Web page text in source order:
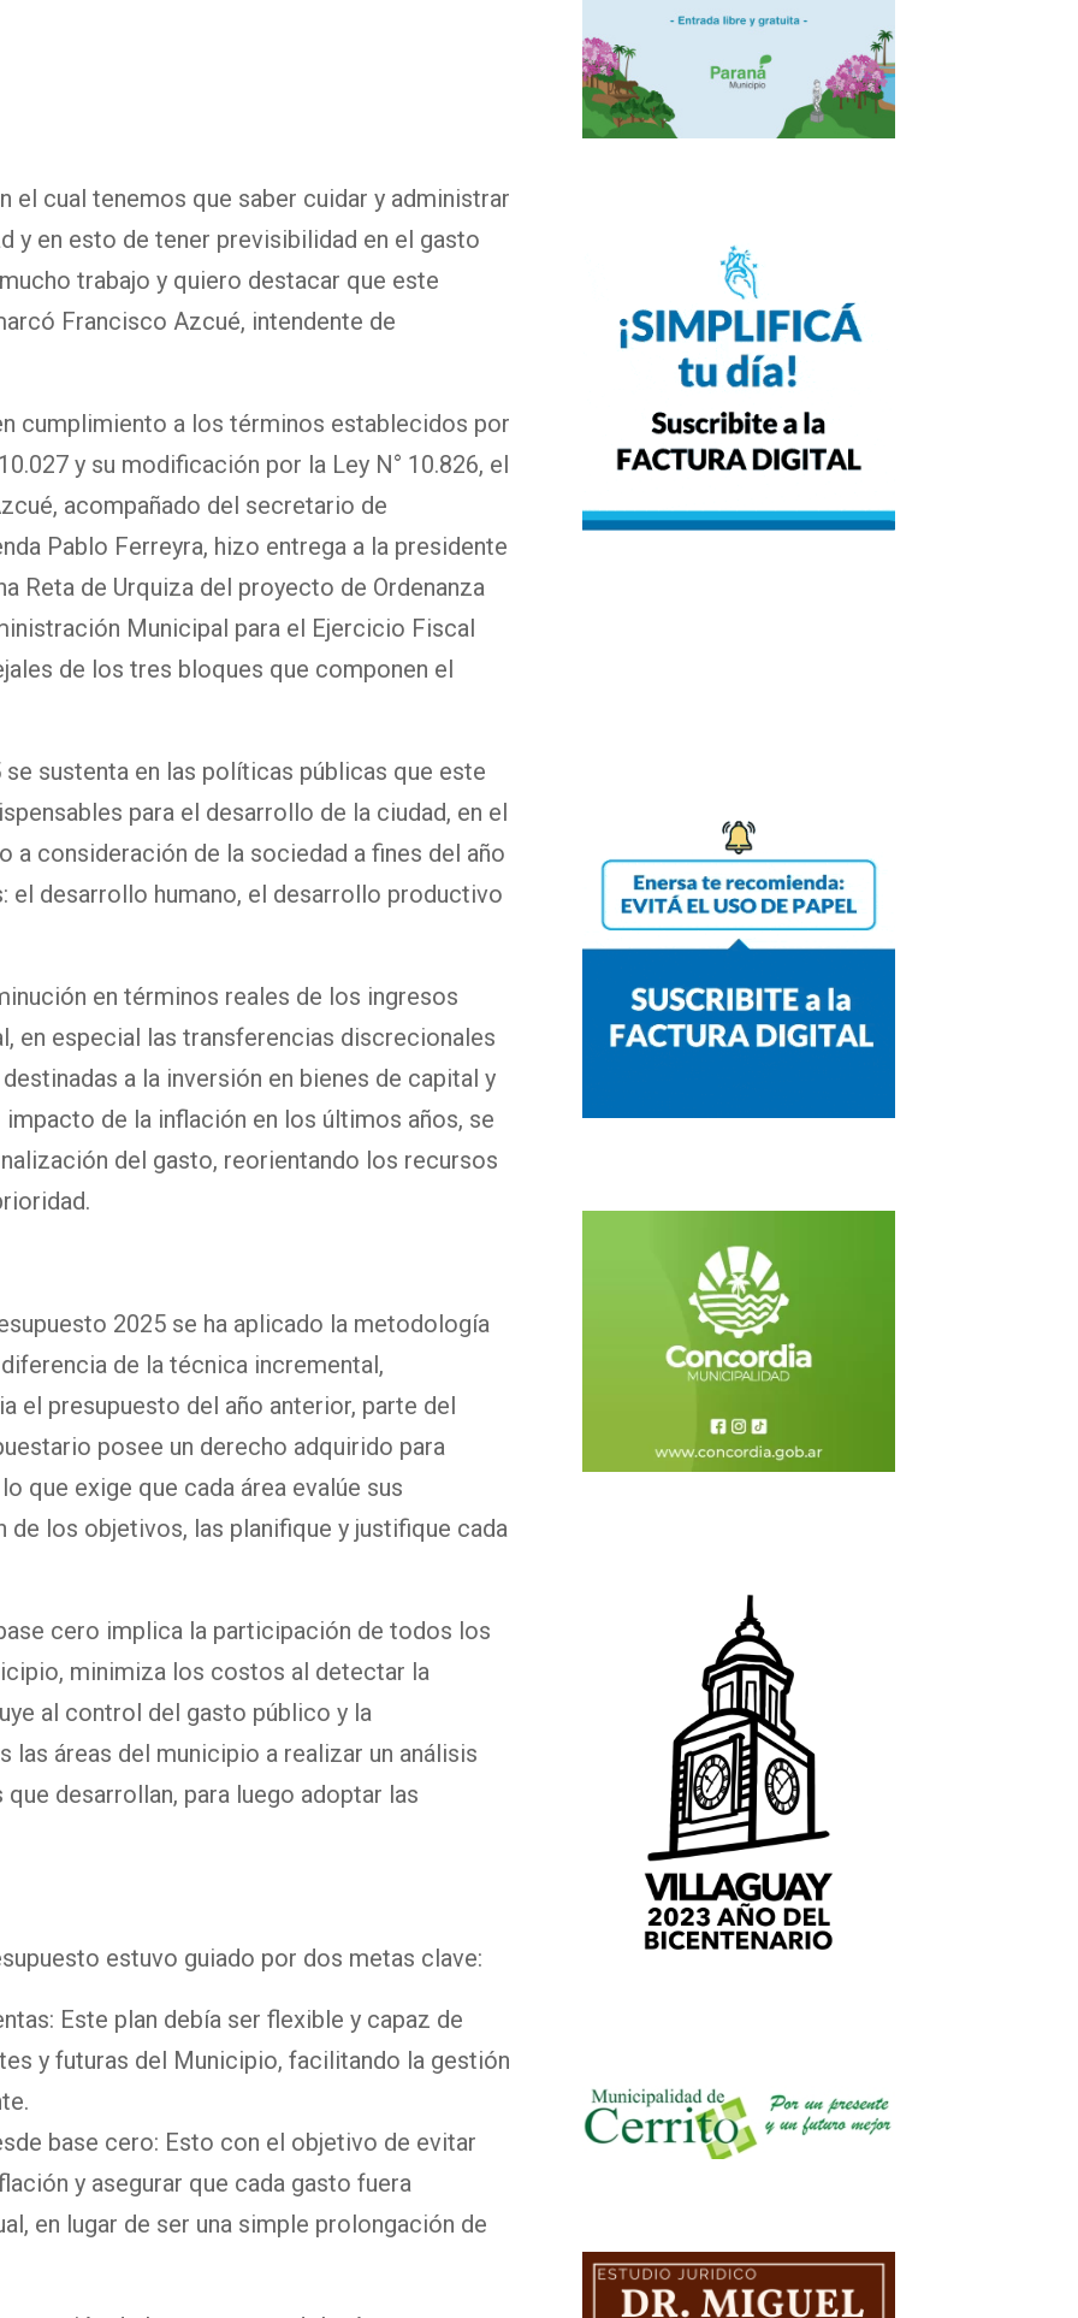
el cual tenemos que saber cuidar y administrar
y en esto de tener previsibilidad en el gasto
trabajo y quiero destacar que este
Francisco Azcué, intendente de
cumplimiento a los términos establecidos por
y su modificación por la Ley N° 10.826, el
acompañado del secretario de
Pablo Ferreyra, hizo entrega a la presidente
Reta de Urquiza del proyecto de Ordenanza
Municipal para el Ejercicio Fiscal
de los tres bloques que componen el
sustenta en las políticas públicas que este
para el desarrollo de la ciudad, en el
a consideración de la sociedad a fines del año
el desarrollo humano, el desarrollo productivo
en términos reales de los ingresos
en especial las transferencias discrecionales
a la inversión en bienes de capital y
de la inflación en los últimos años, se
del gasto, reorientando los recursos
2025 se ha aplicado la metodología
de la técnica incremental,
el presupuesto del año anterior, parte del
posee un derecho adquirido para
que exige que cada área evalúe sus
los objetivos, las planifique y justifique cada
cero implica la participación de todos los
minimiza los costos al detectar la
al control del gasto público y la
las áreas del municipio a realizar un análisis
desarrollan, para luego adoptar las
estuvo guiado por dos metas clave:
Este plan debía ser flexible y capaz de
y futuras del Municipio, facilitando la gestión
base cero: Esto con el objetivo de evitar
y asegurar que cada gasto fuera
en lugar de ser una simple prolongación de